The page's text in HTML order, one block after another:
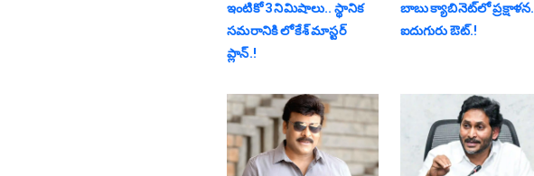
ఇంటికో 3 నిమిషాలు.. స్థానిక
స‌మ‌రానికి లోకేశ్ మాస్ట‌ర్
ప్లాన్‌.!
బాబు క్యాబినెట్‌లో
ఐదుగురు ఔట్‌.!